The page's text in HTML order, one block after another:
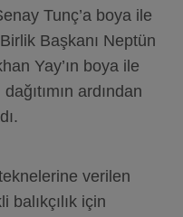
Tunç’a boya ile
Başkanı Neptün
Yay’ın boya ile
ardından
verilen
için